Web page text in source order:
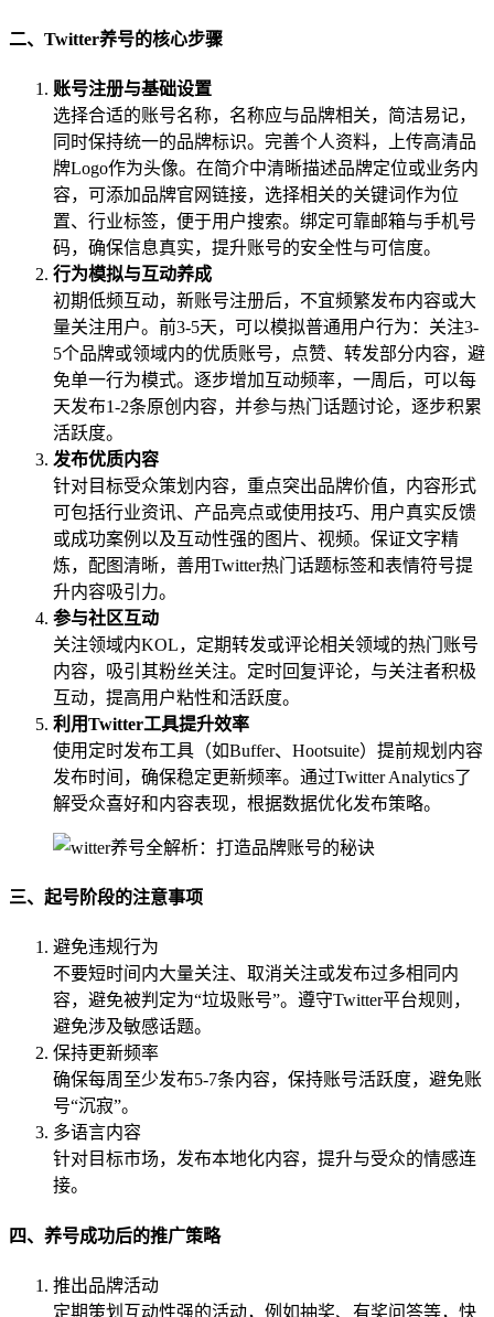
二、Twitter养号的核心步骤
账号注册与基础设置
选择合适的账号名称，名称应与品牌相关，简洁易记，
同时保持统一的品牌标识。完善个人资料，上传高清品
牌Logo作为头像。在简介中清晰描述品牌定位或业务内
容，可添加品牌官网链接，选择相关的关键词作为位
置、行业标签，便于用户搜索。绑定可靠邮箱与手机号
码，确保信息真实，提升账号的安全性与可信度。
行为模拟与互动养成
初期低频互动，新账号注册后，不宜频繁发布内容或大
量关注用户。前3-5天，可以模拟普通用户行为：关注3-
5个品牌或领域内的优质账号，点赞、转发部分内容，避
免单一行为模式。逐步增加互动频率，一周后，可以每
天发布1-2条原创内容，并参与热门话题讨论，逐步积累
活跃度。
发布优质内容
针对目标受众策划内容，重点突出品牌价值，内容形式
可包括行业资讯、产品亮点或使用技巧、用户真实反馈
或成功案例以及互动性强的图片、视频。保证文字精
炼，配图清晰，善用Twitter热门话题标签和表情符号提
升内容吸引力。
参与社区互动
关注领域内KOL，定期转发或评论相关领域的热门账号
内容，吸引其粉丝关注。定时回复评论，与关注者积极
互动，提高用户粘性和活跃度。
利用Twitter工具提升效率
使用定时发布工具（如Buffer、Hootsuite）提前规划内容
发布时间，确保稳定更新频率。通过Twitter Analytics了
解受众喜好和内容表现，根据数据优化发布策略。
三、起号阶段的注意事项
避免违规行为
不要短时间内大量关注、取消关注或发布过多相同内
容，避免被判定为“垃圾账号”。遵守Twitter平台规则，
避免涉及敏感话题。
保持更新频率
确保每周至少发布5-7条内容，保持账号活跃度，避免账
号“沉寂”。
多语言内容
针对目标市场，发布本地化内容，提升与受众的情感连
接。
四、养号成功后的推广策略
推出品牌活动
定期策划互动性强的活动，例如抽奖、有奖问答等，快